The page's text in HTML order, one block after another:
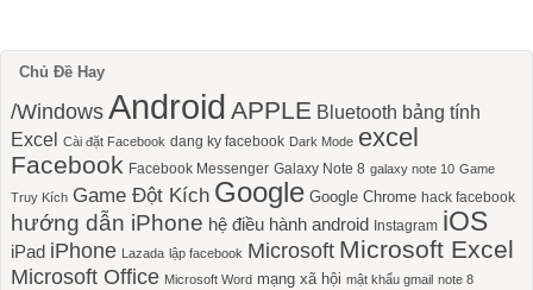
Chủ Đề Hay
/Windows Android APPLE Bluetooth bảng tính
Excel Cài đặt Facebook dang ky facebook Dark Mode excel
Facebook Facebook Messenger Galaxy Note 8 galaxy note 10 Game
Truy Kích Game Đột Kích Google Google Chrome hack facebook
hướng dẫn iPhone hệ điều hành android Instagram iOS
iPad iPhone Lazada lập facebook Microsoft Microsoft Excel
Microsoft Office Microsoft Word mạng xã hội mật khẩu gmail note 8